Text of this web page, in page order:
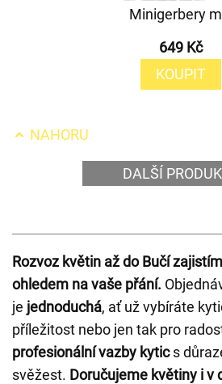
Minigerbery
649 Kč
KOUPIT
NAHORU
DALŠÍ
Rozvoz květin až do Bučí
ohledem na vaše přání.
je jednoduchá, ať už vybíráte
příležitost nebo jen tak pro
profesionální vazby kytics
svěžest. Doručujeme květiny i v